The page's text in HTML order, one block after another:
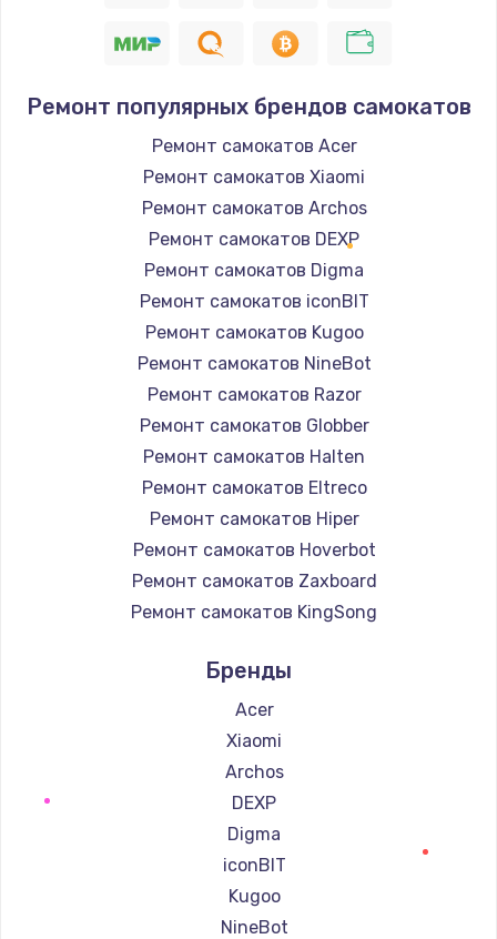
Ремонт популярных брендов самокатов
Ремонт самокатов Acer
Ремонт самокатов Xiaomi
Ремонт самокатов Archos
Ремонт самокатов DEXP
Ремонт самокатов Digma
Ремонт самокатов iconBIT
Ремонт самокатов Kugoo
Ремонт самокатов NineBot
Ремонт самокатов Razor
Ремонт самокатов Globber
Ремонт самокатов Halten
Ремонт самокатов Eltreco
Ремонт самокатов Hiper
Ремонт самокатов Hoverbot
Ремонт самокатов Zaxboard
Ремонт самокатов KingSong
Ремонт самокатов Midway by Yamato
Ремонт самокатов Hunter
Ремонт самокатов Shorner
Ремонт самокатов Joyor
Ремонт самокатов Minimotors
Ремонт самокатов Bork
Ремонт самокатов Segway
Ремонт самокатов KIRIN
Бренды
Acer
Xiaomi
Archos
DEXP
Digma
iconBIT
Kugoo
NineBot